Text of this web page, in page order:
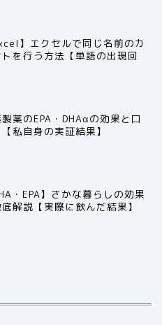
】エクセルで同じ名前のカ
トを行う方法【単語の出現回
薬のEPA・DHAαの効果と口
私自身の実証結果】
・EPA】さかな暮らしの効果
解説【実際に飲んだ結果】